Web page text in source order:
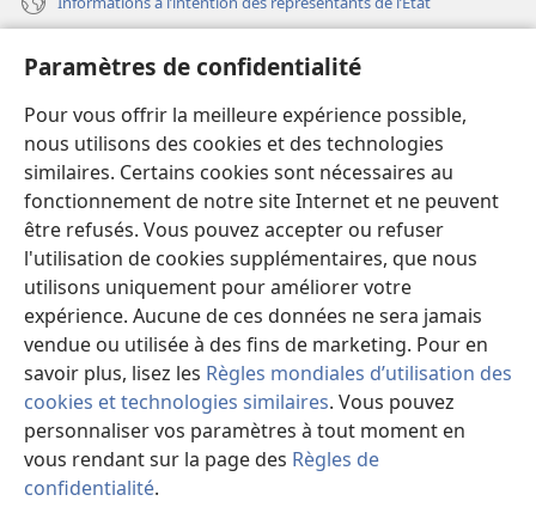
Paramètres de confidentialité
Pour vous offrir la meilleure expérience possible,
nous utilisons des cookies et des technologies
similaires. Certains cookies sont nécessaires au
fonctionnement de notre site Internet et ne peuvent
être refusés. Vous pouvez accepter ou refuser
l'utilisation de cookies supplémentaires, que nous
utilisons uniquement pour améliorer votre
expérience. Aucune de ces données ne sera jamais
vendue ou utilisée à des fins de marketing. Pour en
savoir plus, lisez les Règles mondiales d’utilisation des
cookies et technologies similaires. Vous pouvez
personnaliser vos paramètres à tout moment en
vous rendant sur la page des Règles de
confidentialité.
(ouvre
une
nouvelle
fenêtre)
Bibliothèque en ligne
(ouvre
une
nouvelle
fenêtre)
JW Hub®
(ouvre
une
nouvelle
fenêtre)
JW Library
Watchtower Library
Copyright© 2026 Watch Tower Bible and Tract Society of Pennsylvania.
CONDITIONS D’UTILISATION
PARAMÈTRES DE CONFIDENTIALITÉ